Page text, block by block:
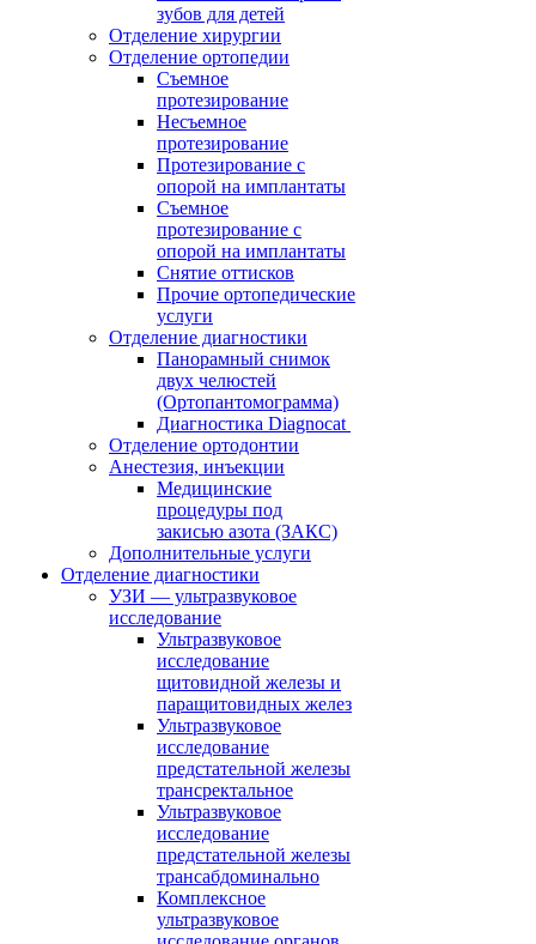
зубов для детей
Отделение хирургии
Отделение ортопедии
Съемное
протезирование
Несъемное
протезирование
Протезирование с
опорой на имплантаты
Съемное
протезирование с
опорой на имплантаты
Снятие оттисков
Прочие ортопедические
услуги
Отделение диагностики
Панорамный снимок
двух челюстей
(Ортопантомограмма)
Диагностика Diagnocat
Отделение ортодонтии
Анестезия, инъекции
Медицинские
процедуры под
закисью азота (ЗАКС)
Дополнительные услуги
Отделение диагностики
УЗИ — ультразвуковое
исследование
Ультразвуковое
исследование
щитовидной железы и
паращитовидных желез
Ультразвуковое
исследование
предстательной железы
трансректальное
Ультразвуковое
исследование
предстательной железы
трансабдоминально
Комплексное
ультразвуковое